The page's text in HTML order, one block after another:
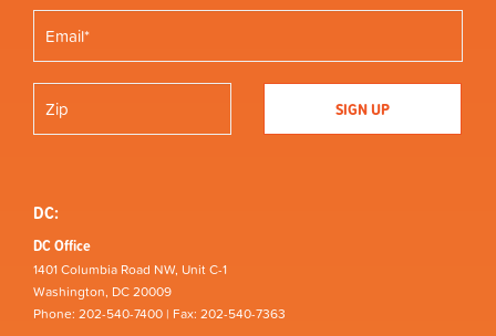
DC:
DC Office
1401 Columbia Road NW, Unit C-1
Washington, DC 20009
Phone: 202-540-7400 | Fax: 202-540-7363